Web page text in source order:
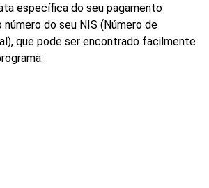
específica do seu pagamento
do seu NIS (Número de
que pode ser encontrado facilmente